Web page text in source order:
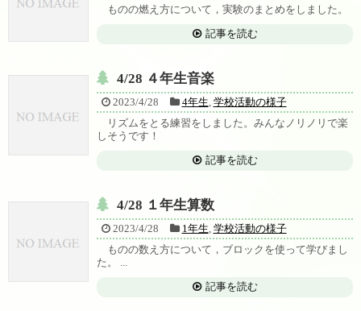
ものの燃え方について，実験のまとめをしました。
記事を読む
4/28 ４年生音楽
2023/4/28 4年生 学校活動の様子
リズムをとる練習をしました。みんなノリノリで楽
しそうです！
記事を読む
4/28 １年生算数
2023/4/28 1年生 学校活動の様子
ものの数え方について，ブロックを使って学びまし
た。 ...
記事を読む